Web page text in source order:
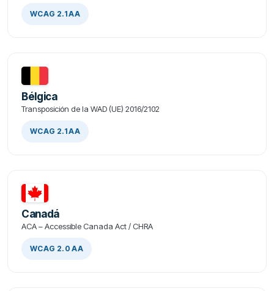
WCAG 2.1 AA
Bélgica
Transposición de la WAD (UE) 2016/2102
WCAG 2.1 AA
Canadá
ACA – Accessible Canada Act / CHRA
WCAG 2.0 AA